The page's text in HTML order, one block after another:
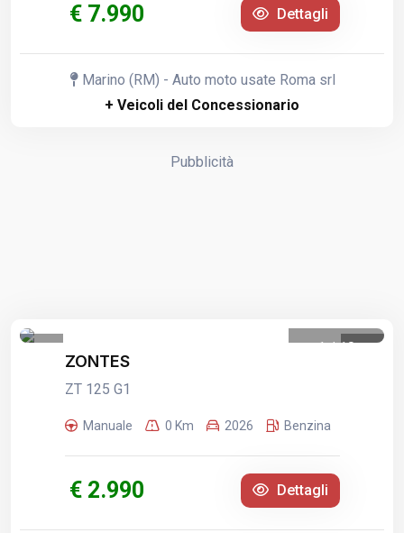
€ 7.990 Dettagli
Marino (RM) - Auto moto usate Roma srl
+ Veicoli del Concessionario
Pubblicità
1 /10
ZONTES
ZT 125 G1
Manuale 0 Km 2026 Benzina
€ 2.990 Dettagli